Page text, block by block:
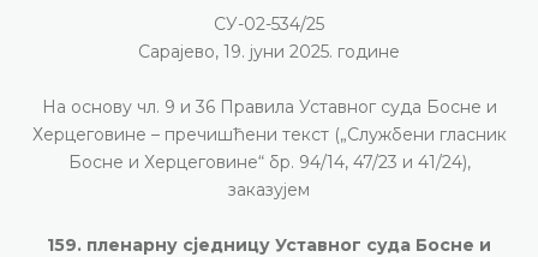
СУ-02-534/25
Сарајево, 19. јуни 2025. године
На основу чл. 9 и 36 Правила Уставног суда Босне и
Херцеговине – пречишћени текст („Службени гласник
Босне и Херцеговине“ бр. 94/14, 47/23 и 41/24),
заказујем
159. пленарну сједницу Уставног суда Босне и